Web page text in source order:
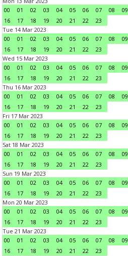
00
01 02 03 04 05 06 07 08 09
16
17 18 19 20 21 22
23
Tue 14 Mar 2023
00
01 02 03 04 05 06 07 08 09
16
17 18 19 20 21 22
23
Wed 15 Mar 2023
00
01 02 03 04 05 06 07 08 09
16
17 18 19 20 21 22
23
Thu 16 Mar 2023
00
01 02 03 04 05 06 07 08 09
16
17 18 19 20 21 22
23
Fri 17 Mar 2023
00
01 02 03 04 05 06 07 08 09
16
17 18 19 20 21 22
23
Sat 18 Mar 2023
00
01 02 03 04 05 06 07 08 09
16
17 18 19 20 21 22
23
Sun 19 Mar 2023
00
01 02 03 04 05 06 07 08 09
16
17 18 19 20 21 22
23
Mon 20 Mar 2023
00
01 02 03 04 05 06 07 08 09
16
17 18 19 20 21 22
23
Tue 21 Mar 2023
00
01 02 03 04 05 06 07 08 09
16
17 18 19 20 21 22
23